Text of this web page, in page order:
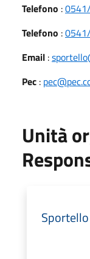
Telefono :
Telefono :
Email :
Pec :
Unità